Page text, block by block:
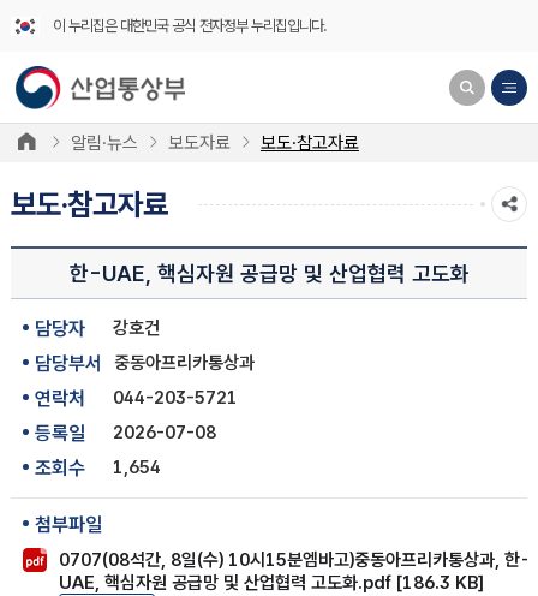
이 누리집은 대한민국 공식 전자정부 누리집입니다.
알림·뉴스 보도자료 보도·참고자료
보도·참고자료
한-UAE, 핵심자원 공급망 및 산업협력 고도화
담당자 강호건
담당부서 중동아프리카통상과
연락처 044-203-5721
등록일 2026-07-08
조회수 1,654
첨부파일
0707(08석간, 8일(수) 10시15분엠바고)중동아프리카통상과, 한-
UAE, 핵심자원 공급망 및 산업협력 고도화.pdf [186.3 KB]